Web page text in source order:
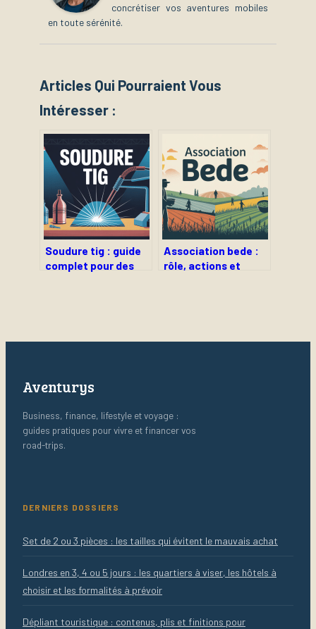
concrétiser vos aventures mobiles
en toute sérénité.
Articles Qui Pourraient Vous
Intéresser :
Soudure tig : guide
complet pour des
Association bede :
rôle, actions et
Aventurys
Business, finance, lifestyle et voyage :
guides pratiques pour vivre et financer vos
road-trips.
DERNIERS DOSSIERS
Set de 2 ou 3 pièces : les tailles qui évitent le mauvais achat
Londres en 3, 4 ou 5 jours : les quartiers à viser, les hôtels à
choisir et les formalités à prévoir
Dépliant touristique : contenus, plis et finitions pour